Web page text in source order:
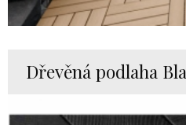
Dřevěná podlaha